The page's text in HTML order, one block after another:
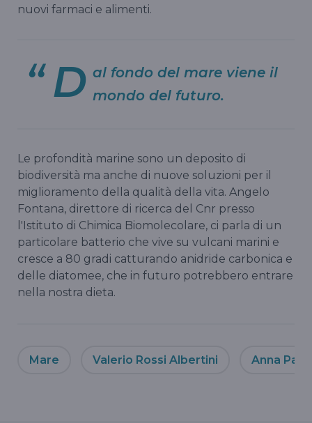
nuovi farmaci e alimenti.
D al fondo del mare viene il
mondo del futuro.
Le profondità marine sono un deposito di
biodiversità ma anche di nuove soluzioni per il
miglioramento della qualità della vita. Angelo
Fontana, direttore di ricerca del Cnr presso
l'Istituto di Chimica Biomolecolare, ci parla di un
particolare batterio che vive su vulcani marini e
cresce a 80 gradi catturando anidride carbonica e
delle diatomee, che in futuro potrebbero entrare
nella nostra dieta.
Mare Valerio Rossi Albertini Anna